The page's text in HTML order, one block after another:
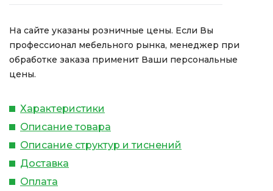
На сайте указаны розничные цены. Если Вы
профессионал мебельного рынка, менеджер при
обработке заказа применит Ваши персональные
цены.
Характеристики
Описание товара
Описание структур и тиснений
Доставка
Оплата